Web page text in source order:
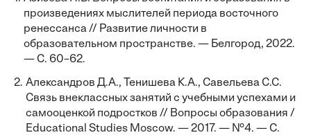
произведениях мыслителей периода восточного
ренессанса // Развитие личности в
образовательном пространстве. — Белгород, 2022.
— С. 60–62.
2. Александров Д.А., Тенишева К.А., Савельева С.С.
Связь внеклассных занятий с учебными успехами и
самооценкой подростков // Вопросы образования /
Educational Studies Moscow. — 2017. — №4. — С.